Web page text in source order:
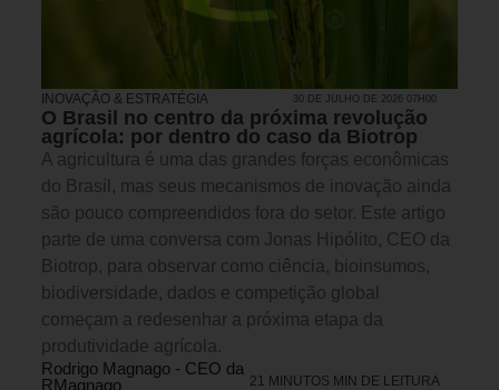
INOVAÇÃO & ESTRATÉGIA 30 DE JULHO DE 2026 07H00
O Brasil no centro da próxima revolução
agrícola: por dentro do caso da Biotrop
A agricultura é uma das grandes forças econômicas
do Brasil, mas seus mecanismos de inovação ainda
são pouco compreendidos fora do setor. Este artigo
parte de uma conversa com Jonas Hipólito, CEO da
Biotrop, para observar como ciência, bioinsumos,
biodiversidade, dados e competição global
começam a redesenhar a próxima etapa da
produtividade agrícola.
Rodrigo Magnago - CEO da
RMagnago
21 MINUTOS MIN DE LEITURA